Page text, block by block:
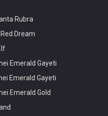
Rubra
Dream
Emerald Gayeti
Emerald Gayeti
Emerald Gold